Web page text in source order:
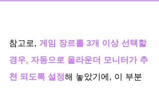
참고로, 게임 장르를 3개 이상 선택할
경우, 자동으로 올라운더 모니터가 추
천 되도록 설정해 놓았기에, 이 부분